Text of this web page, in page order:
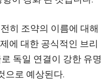
히 조약의 이름에 대해
에 대한 공식적인 브리
독일 연결이 강한 유명
으로 예상된다.